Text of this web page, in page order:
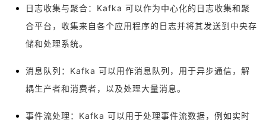
日志收集与聚合：Kafka 可以作为中心化的日志收集和聚
合平台，收集来自各个应用程序的日志并将其发送到中央存
储和处理系统。
消息队列：Kafka 可以用作消息队列，用于异步通信，解
耦生产者和消费者，以及处理大量消息。
事件流处理：Kafka 可以用于处理事件流数据，例如实时